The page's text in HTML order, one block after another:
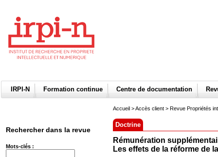
IRPI-N Formation continue Centre de documentation
Rechercher dans la revue
Mots-clés :
Accueil >Accès client > Revue Propriétés
Doctrine
Rémunération
Les effets de la réforme de